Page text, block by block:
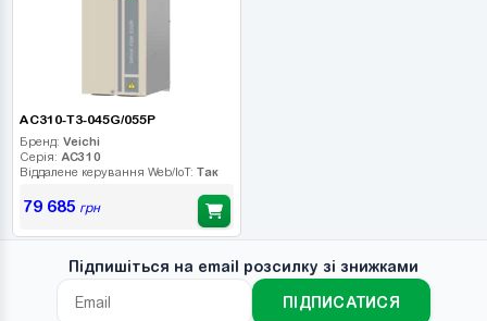
AC310-T3-045G/055P
Бренд: Veichi
Серія: AC310
Віддалене керування Web/IoT: Так
79 685 грн
Підпишіться на email розсилку зі знижками
ПІДПИСАТИСЯ